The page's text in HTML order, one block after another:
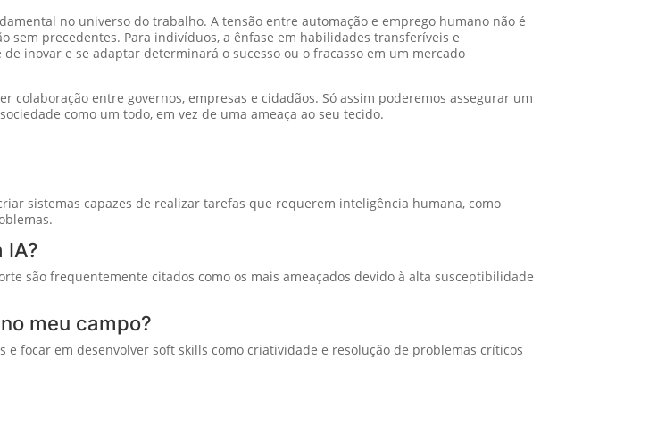
no universo do trabalho. A tensão entre automação e emprego humano não é
sem precedentes. Para indivíduos, a ênfase em habilidades transferíveis e
inovar e se adaptar determinará o sucesso ou o fracasso em um mercado
colaboração entre governos, empresas e cidadãos. Só assim poderemos assegurar um
como um todo, em vez de uma ameaça ao seu tecido.
sistemas capazes de realizar tarefas que requerem inteligência humana, como
IA?
são frequentemente citados como os mais ameaçados devido à alta susceptibilidade
meu campo?
focar em desenvolver soft skills como criatividade e resolução de problemas críticos